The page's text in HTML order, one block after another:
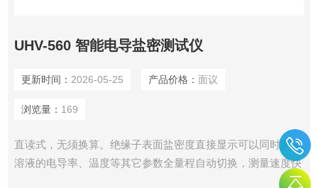
UHV-560 智能电导盐密测试仪
更新时间： 2026-05-25 产品价格： 面议
浏览量： 169
直读式，无须换算。绝缘子表面盐密度直接显示可以同时测量
溶液的电导率、温度等其它参数全量程自动切换，测量速度快